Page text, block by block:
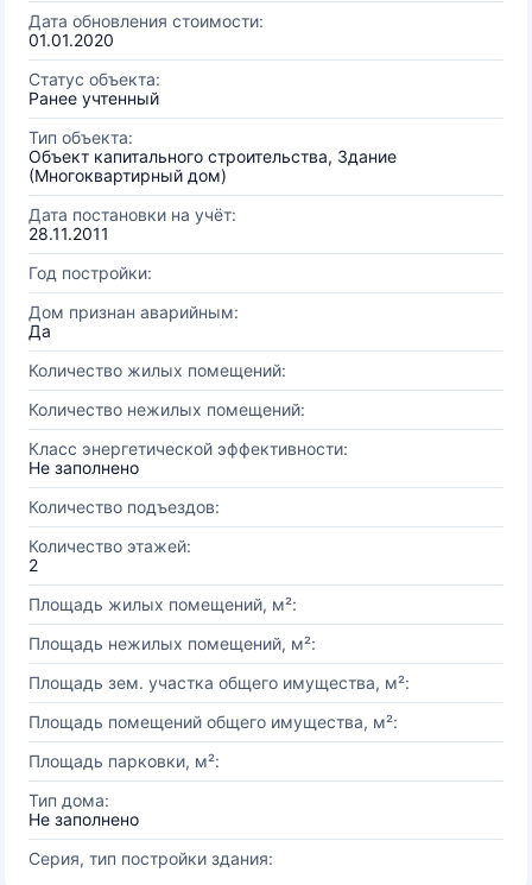
Дата обновления стоимости:
01.01.2020
Статус объекта:
Ранее учтенный
Тип объекта:
Объект капитального строительства, Здание
(Многоквартирный дом)
Дата постановки на учёт:
28.11.2011
Год постройки:
Дом признан аварийным:
Да
Количество жилых помещений:
Количество нежилых помещений:
Класс энергетической эффективности:
Не заполнено
Количество подъездов:
Количество этажей:
2
Площадь жилых помещений, м²:
Площадь нежилых помещений, м²:
Площадь зем. участка общего имущества, м²:
Площадь помещений общего имущества, м²:
Площадь парковки, м²:
Тип дома:
Не заполнено
Серия, тип постройки здания: